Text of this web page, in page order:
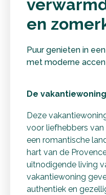
en
Puur genieten in
met moderne
De vakantiewoning
Deze
voor liefhebbers
een romantische
hart van de
uitnodigende living
vakantiewoning
authentiek en